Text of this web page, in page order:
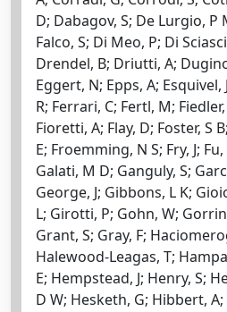
D; Dabagov, S; De Lurgio, P
Falco, S; Di Meo, P; Di
Drendel, B; Driutti, A;
Eggert, N; Epps, A;
R; Ferrari, C; Fertl, M;
Fioretti, A; Flay, D; Foster, S
E; Froemming, N S; Fry, J;
Galati, M D; Ganguly, S;
George, J; Gibbons, L K;
L; Girotti, P; Gohn, W;
Grant, S; Gray, F;
Halewood-Leagas, T;
E; Hempstead, J; Henry, S;
D W; Hesketh, G; Hibbert,